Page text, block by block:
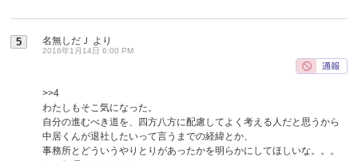
5 名無しだＪ より
2016年1月14日 6:00 PM
>>4
わたしもそこ気になった。
自分の進むべき道を、四方八方に配慮してよく考える人だと思うから
中居くんが退社したいって言うまでの経緯とか、
事務所とどういうやりとりがあったかを明らかにしてほしいな。。。